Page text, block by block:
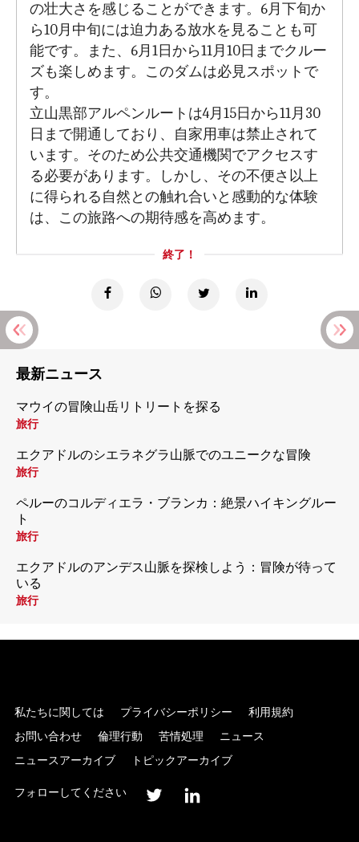
の壮大さを感じることができます。6月下旬か
ら10月中旬には迫力ある放水を見ることも可
能です。また、6月1日から11月10日までクルー
ズも楽しめます。このダムは必見スポットで
す。
立山黒部アルペンルートは4月15日から11月30
日まで開通しており、自家用車は禁止されて
います。そのため公共交通機関でアクセスす
る必要があります。しかし、その不便さ以上
に得られる自然との触れ合いと感動的な体験
は、この旅路への期待感を高めます。
終了！
最新ニュース
マウイの冒険山岳リトリートを探る
旅行
エクアドルのシエラネグラ山脈でのユニークな冒険
旅行
ペルーのコルディエラ・ブランカ：絶景ハイキングルー
ト
旅行
エクアドルのアンデス山脈を探検しよう：冒険が待って
いる
旅行
私たちに関しては プライバシーポリシー
利用規約
お問い合わせ
倫理行動 苦情処理
ニュース
ニュースアーカイブ
トピックアーカイブ
フォローしてください